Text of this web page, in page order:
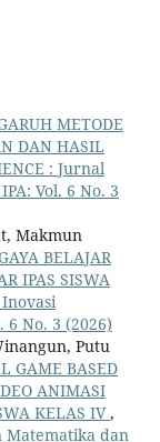
METODE
DAN HASIL
: Jurnal
Vol. 6 No. 3
Makmun
BELAJAR
IPAS SISWA
Inovasi
No. 3 (2026)
Putu
GAME BASED
ANIMASI
KELAS IV,
Matematika dan